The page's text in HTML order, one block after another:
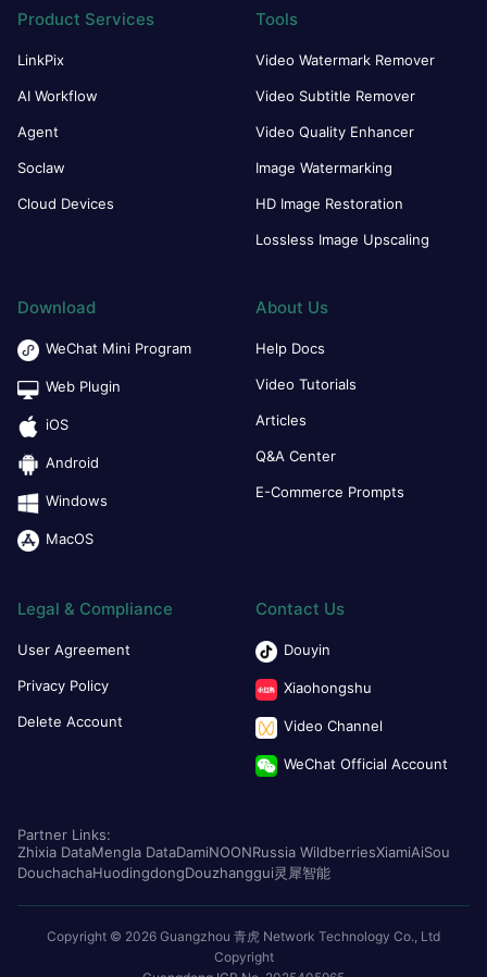
Product Services
LinkPix
AI Workflow
Agent
Soclaw
Cloud Devices
Tools
Video Watermark Remover
Video Subtitle Remover
Video Quality Enhancer
Image Watermarking
HD Image Restoration
Lossless Image Upscaling
Download
WeChat Mini Program
Web Plugin
iOS
Android
Windows
MacOS
About Us
Help Docs
Video Tutorials
Articles
Q&A Center
E-Commerce Prompts
Legal & Compliance
User Agreement
Privacy Policy
Delete Account
Contact Us
Douyin
Xiaohongshu
Video Channel
WeChat Official Account
Partner Links:
Zhixia DataMengla DataDamiNOONRussia WildberriesXiamiAiSou
DouchachaHuodingdongDouzhanggui灵犀智能
Copyright © 2026 Guangzhou 青虎 Network Technology Co., Ltd
Copyright